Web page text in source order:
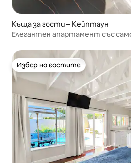
Къща за гости – Кейптаун
Елегантен апартамент със
Избор на гостите
Избор на гостите